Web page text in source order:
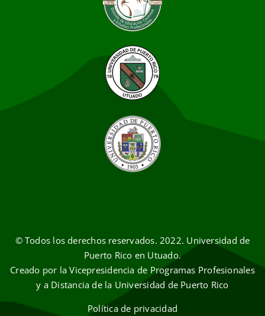
© Todos los derechos reservados. 2022. Universidad de
Puerto Rico en Utuado.
Creado por la Vicepresidencia de Programas Profesionales
y a Distancia de la Universidad de Puerto Rico
Política de privacidad